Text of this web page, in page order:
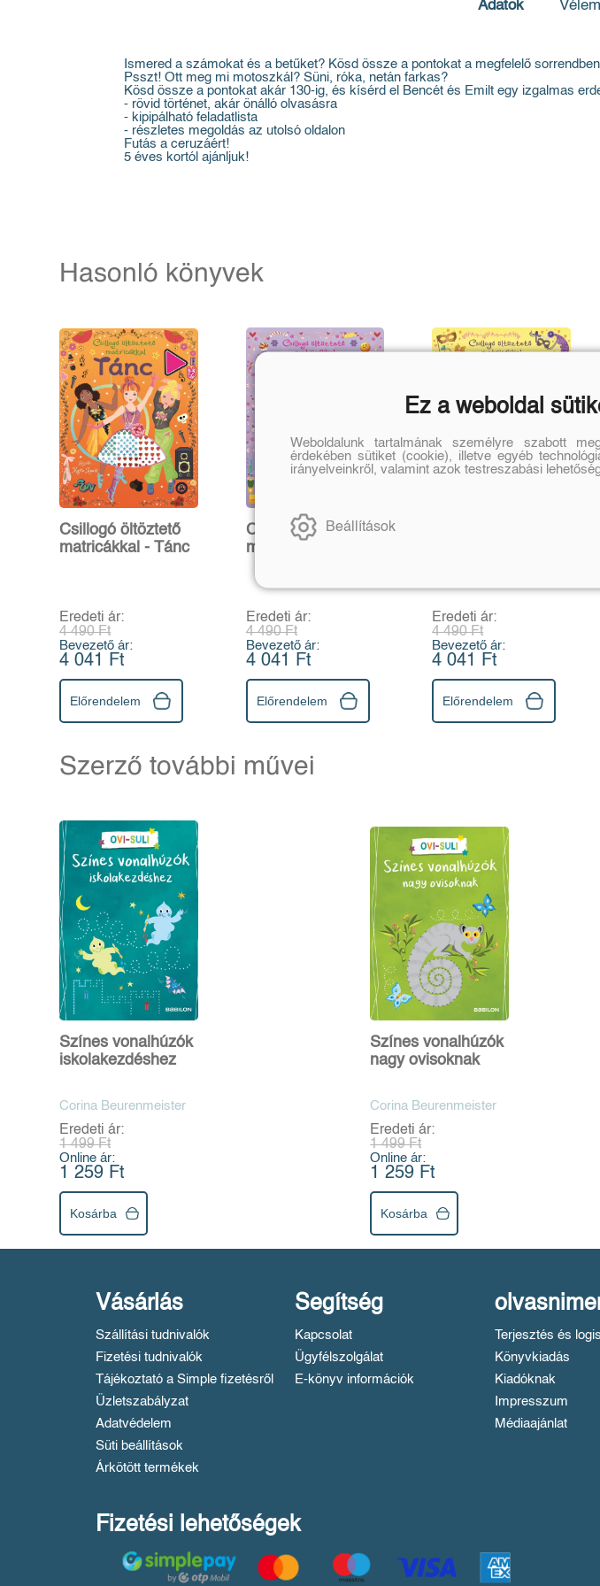
Adatok
Ismered a számokat és a betűket? Kösd össze a pontokat a megfelelő
Psszt! Ott meg mi motoszkál? Süni, róka, netán farkas?
Kösd össze a pontokat akár 130-ig, és kísérd el Bencét és Emilt egy izgalmas
- rövid történet, akár önálló olvasásra
- kipipálható feladatlista
- részletes megoldás az utolsó oldalon
Futás a ceruzáért!
5 éves kortól ajánljuk!
Hasonló könyvek
Csillogó öltöztető
matricákkal - Tánc
Eredeti ár:
4 490 Ft
Bevezető ár:
4 041 Ft
Előrendelem
Csillogó öltöztető
matricákkal -
Eredeti ár:
4 490 Ft
Bevezető ár:
4 041 Ft
Előrendelem
Eredeti ár:
4 490 Ft
Bevezető ár:
4 041 Ft
Előrendelem
Szerző további művei
Színes vonalhúzók
iskolakezdéshez
Corina Beurenmeister
Eredeti ár:
1 499 Ft
Online ár:
1 259 Ft
Kosárba
Színes vonalhúzók
nagy ovisoknak
Corina Beurenmeister
Eredeti ár:
1 499 Ft
Online ár:
1 259 Ft
Kosárba
Vásárlás
Szállítási tudnivalók
Fizetési tudnivalók
Tájékoztató a Simple fizetésről
Üzletszabályzat
Adatvédelem
Süti beállítások
Árkötött termékek
Segítség
Kapcsolat
Ügyfélszolgálat
E-könyv információk
Terjesztés és
Könyvkiadás
Kiadóknak
Impresszum
Médiaajánlat
Fizetési lehetőségek
Ez a weboldal
Weboldalunk tartalmának személyre szabott
érdekében sütiket (cookie), illetve egyéb
irányelveinkről, valamint azok testreszabási
Beállítások